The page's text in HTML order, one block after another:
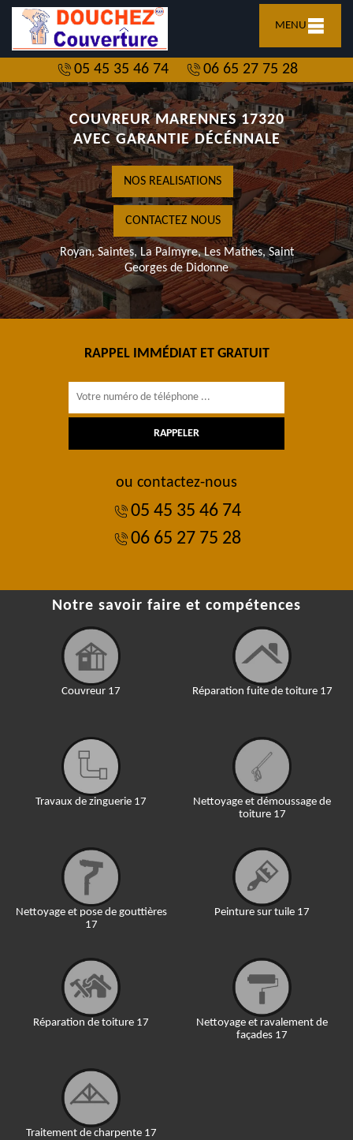
MENU
05 45 35 46 74 06 65 27 75 28
COUVREUR MARENNES 17320
AVEC GARANTIE DÉCÉNNALE
NOS REALISATIONS
CONTACTEZ NOUS
Royan, Saintes, La Palmyre, Les Mathes, Saint
Georges de Didonne
RAPPEL IMMÉDIAT ET GRATUIT
ou contactez-nous
05 45 35 46 74
06 65 27 75 28
Notre savoir faire et compétences
Couvreur 17
Travaux de zinguerie 17
Nettoyage et pose de gouttières
17
Réparation de toiture 17
Traitement de charpente 17
Réparation fuite de toiture 17
Nettoyage et démoussage de
toiture 17
Peinture sur tuile 17
Nettoyage et ravalement de
façades 17